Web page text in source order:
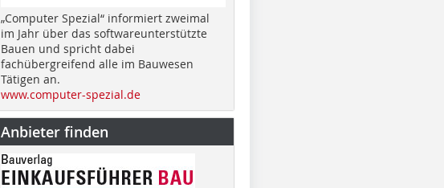
„Computer Spezial“ informiert zweimal
im Jahr über das softwareunterstützte
Bauen und spricht dabei
fachübergreifend alle im Bauwesen
Tätigen an.
www.computer-spezial.de
Anbieter finden